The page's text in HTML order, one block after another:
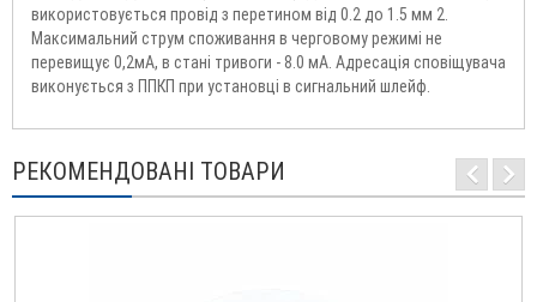
використовується провід з перетином від 0.2 до 1.5 мм 2.
Максимальний струм споживання в черговому режимі не
перевищує 0,2мА, в стані тривоги - 8.0 мА. Адресація сповіщувача
виконується з ППКП при установці в сигнальний шлейф.
РЕКОМЕНДОВАНІ ТОВАРИ